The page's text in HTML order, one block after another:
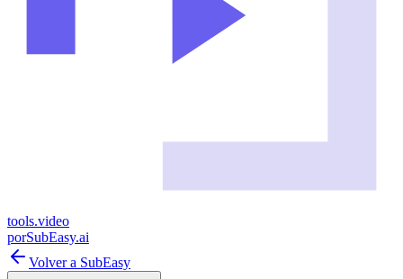
tools.video
porSubEasy.ai
Volver a SubEasy